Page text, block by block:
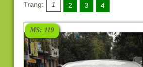
Trang: 1 2 3 4
MS: 119